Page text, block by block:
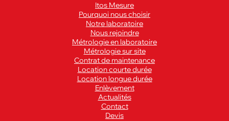
Itos Mesure
Pourquoi nous choisir
Notre laboratoire
Nous rejoindre
Métrologie en laboratoire
Métrologie sur site
Contrat de maintenance
Location courte durée
Location longue durée
Enlèvement
Actualités
Contact
Devis